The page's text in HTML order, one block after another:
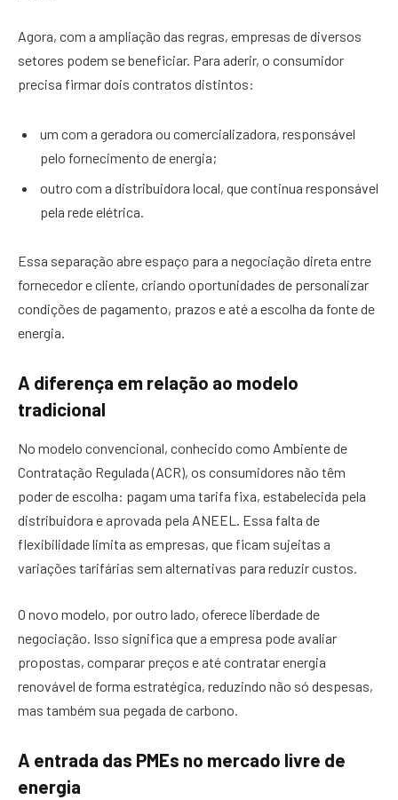
Agora, com a ampliação das regras, empresas de diversos
setores podem se beneficiar. Para aderir, o consumidor
precisa firmar dois contratos distintos:
um com a geradora ou comercializadora, responsável
pelo fornecimento de energia;
outro com a distribuidora local, que continua responsável
pela rede elétrica.
Essa separação abre espaço para a negociação direta entre
fornecedor e cliente, criando oportunidades de personalizar
condições de pagamento, prazos e até a escolha da fonte de
energia.
A diferença em relação ao modelo
tradicional
No modelo convencional, conhecido como Ambiente de
Contratação Regulada (ACR), os consumidores não têm
poder de escolha: pagam uma tarifa fixa, estabelecida pela
distribuidora e aprovada pela ANEEL. Essa falta de
flexibilidade limita as empresas, que ficam sujeitas a
variações tarifárias sem alternativas para reduzir custos.
O novo modelo, por outro lado, oferece liberdade de
negociação. Isso significa que a empresa pode avaliar
propostas, comparar preços e até contratar energia
renovável de forma estratégica, reduzindo não só despesas,
mas também sua pegada de carbono.
A entrada das PMEs no mercado livre de
energia